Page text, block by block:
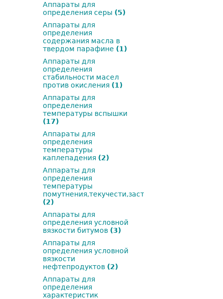
Аппараты для
определения серы (5)
Аппараты для
определения
содержания масла в
твердом парафине (1)
Аппараты для
определения
стабильности масел
против окисления (1)
Аппараты для
определения
температуры вспышки
(17)
Аппараты для
определения
температуры
каплепадения (2)
Аппараты для
определения
температуры
помутнения,текучести,застывания
(2)
Аппараты для
определения условной
вязкости битумов (3)
Аппараты для
определения условной
вязкости
нефтепродуктов (2)
Аппараты для
определения
характеристик